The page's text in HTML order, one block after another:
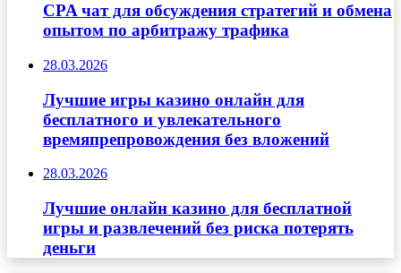
CPA чат для обсуждения стратегий и обмена
опытом по арбитражу трафика
28.03.2026
Лучшие игры казино онлайн для
бесплатного и увлекательного
времяпрепровождения без вложений
28.03.2026
Лучшие онлайн казино для бесплатной
игры и развлечений без риска потерять
деньги